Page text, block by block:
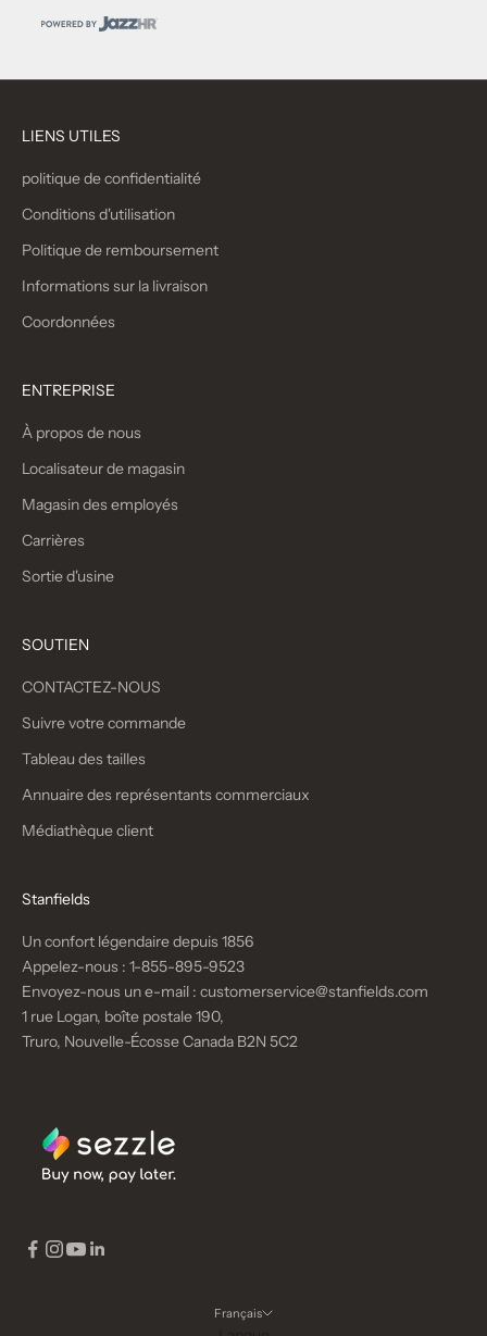
LIENS UTILES
politique de confidentialité
Conditions d'utilisation
Politique de remboursement
Informations sur la livraison
Coordonnées
ENTREPRISE
À propos de nous
Localisateur de magasin
Magasin des employés
Carrières
Sortie d'usine
SOUTIEN
CONTACTEZ-NOUS
Suivre votre commande
Tableau des tailles
Annuaire des représentants commerciaux
Médiathèque client
Stanfields
Un confort légendaire depuis 1856
Appelez-nous : 1-855-895-9523
Envoyez-nous un e-mail : customerservice@stanfields.com
1 rue Logan, boîte postale 190,
Truro, Nouvelle-Écosse Canada B2N 5C2
Français